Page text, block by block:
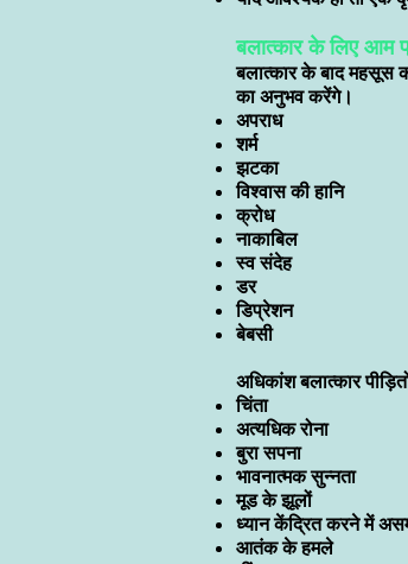
बलात्कार के लिए आम
बलात्कार के बाद महसूस
का अनुभव करेंगे।
अपराध
शर्म
झटका
विश्वास की हानि
क्रोध
नाकाबिल
स्व संदेह
डर
डिप्रेशन
बेबसी
अधिकांश बलात्कार
चिंता
अत्यधिक रोना
बुरा सपना
भावनात्मक सुन्नता
मूड के झूलों
ध्यान केंद्रित करने में
आतंक के हमले